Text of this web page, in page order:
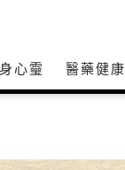
身心𩆜 醫藥健康